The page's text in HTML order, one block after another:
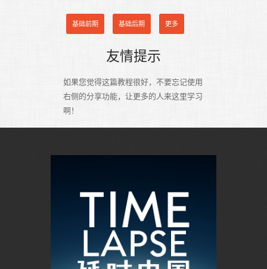
基础前期 基础后期 更多
友情提示
如果您觉得这篇教程很好，不要忘记使用
右侧的分享功能，让更多的人来这里学习
啊！